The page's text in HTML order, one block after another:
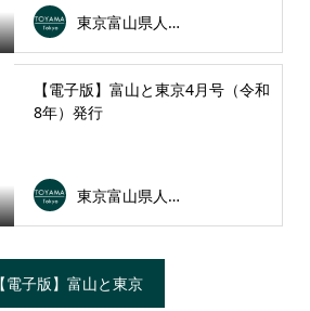
東京富山県人会連合会
【電子版】富山と東京4月号（令和
8年）発行
東京富山県人会連合会
【電子版】富山と東京